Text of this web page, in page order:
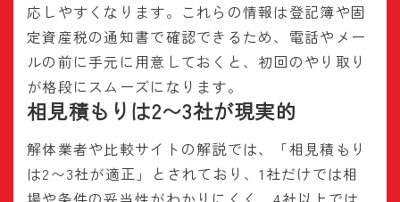
応しやすくなります。これらの情報は登記簿や固
定資産税の通知書で確認できるため、電話やメー
ルの前に手元に用意しておくと、初回のやり取り
が格段にスムーズになります。
相見積もりは2〜3社が現実的
解体業者や比較サイトの解説では、「相見積もり
は2〜3社が適正」とされており、1社だけでは相